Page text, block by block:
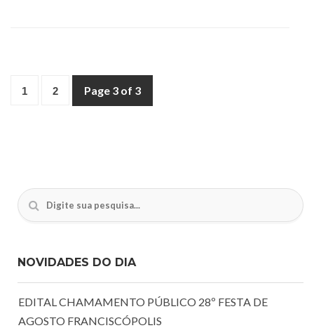
1 2 Page 3 of 3
NOVIDADES DO DIA
EDITAL CHAMAMENTO PÚBLICO 28º FESTA DE
AGOSTO FRANCISCÓPOLIS